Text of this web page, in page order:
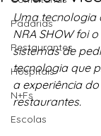
Padarias
Restaurantes
Hospitais
N+Fs
Escolas
Uma tecnologia
NRA SHOW foi
sistemas de
tecnologia que
a experiência
restaurantes.